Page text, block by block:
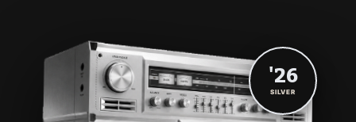
'26
SILVER